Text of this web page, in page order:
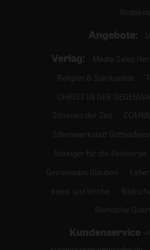
Angebote:
Verlag:
Media Sales
Religion & Spiritualität
CHRIST IN DER
Stimmen der Zeit
Ideenwerkstatt
Anzeiger für die Seelsorge
Gemeinsam Glauben
kunst und kirche
Römische
Kundenservice